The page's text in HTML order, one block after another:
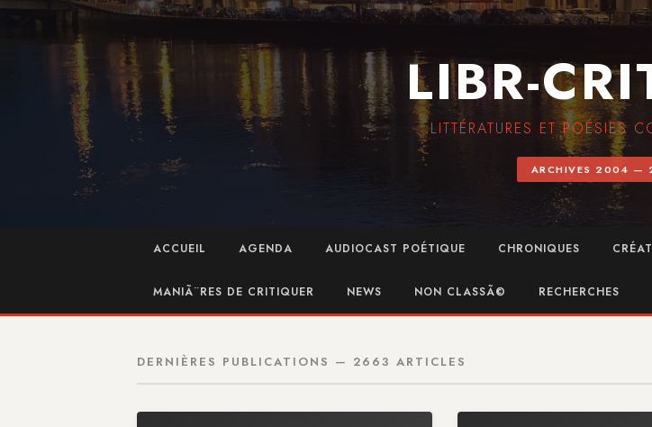
LIBR-
LITTÉRATURES ET POÉSIES
ARCHIVES 2004 —
ACCUEIL AGENDA AUDIOCAST POÉTIQUE CHRONIQUES
MANIÃ¨RES DE CRITIQUER NEWS NON CLASSÃ© RECHERCHES
DERNIÈRES PUBLICATIONS — 2663 ARTICLES